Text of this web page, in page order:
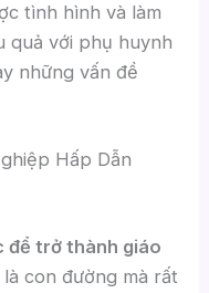
tình hình và làm
quả với phụ huynh
những vấn đề
Hấp Dẫn
để trở thành giáo
con đường mà rất